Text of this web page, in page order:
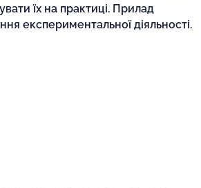
їх на практиці. Прилад
експериментальної діяльності.